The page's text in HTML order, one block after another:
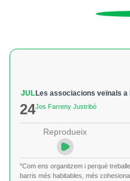
JUL
24
Les associacions veïnals a
Jos Farreny Justribó
Reprodueix
"Com ens organitzem i perquè
barris més habitables, més